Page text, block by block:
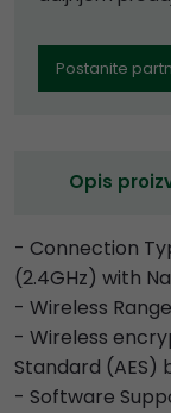
Postanite
Opis
- Connection
(2.4GHz) with
- Wireless
- Wireless
Standard (AES)
- Software